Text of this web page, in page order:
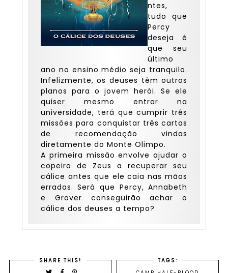
ntes,
tudo que
Percy
deseja é
que seu
último
ano no ensino médio seja tranquilo.
Infelizmente, os deuses têm outros
planos para o jovem herói. Se ele
quiser mesmo entrar na
universidade, terá que cumprir três
missões para conquistar três cartas
de recomendação vindas
diretamente do Monte Olimpo.
A primeira missão envolve ajudar o
copeiro de Zeus a recuperar seu
cálice antes que ele caia nas mãos
erradas. Será que Percy, Annabeth
e Grover conseguirão achar o
cálice dos deuses a tempo?
SHARE THIS!
TAGS: